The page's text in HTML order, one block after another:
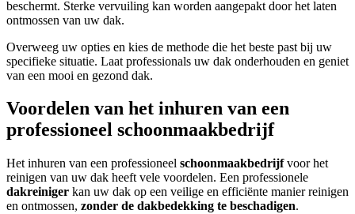
beschermt. Sterke vervuiling kan worden aangepakt door het laten
ontmossen van uw dak.
Overweeg uw opties en kies de methode die het beste past bij uw
specifieke situatie. Laat professionals uw dak onderhouden en geniet
van een mooi en gezond dak.
Voordelen van het inhuren van een
professioneel schoonmaakbedrijf
Het inhuren van een professioneel schoonmaakbedrijfvoor het
reinigen van uw dak heeft vele voordelen. Een professionele
dakreiniger kan uw dak op een veilige en efficiënte manier reinigen
en ontmossen, zonder de dakbedekking te beschadigen.